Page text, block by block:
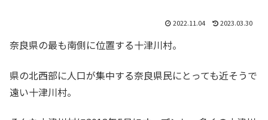
2022.11.04 2023.03.30
奈良県の最も南側に位置する十津川村。
県の北西部に人口が集中する奈良県民にとっても近そうで
遠い十津川村。